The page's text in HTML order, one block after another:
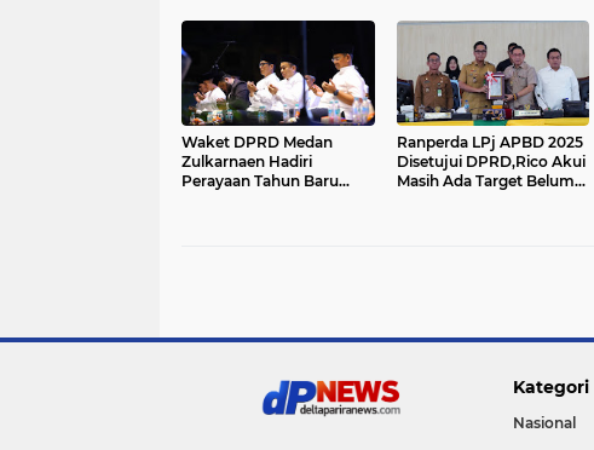
Waket DPRD Medan
Zulkarnaen Hadiri
Perayaan Tahun Baru
Ranperda LPj APBD 2025
Disetujui DPRD,Rico Akui
Masih Ada Target Belum
Kategori
Nasional